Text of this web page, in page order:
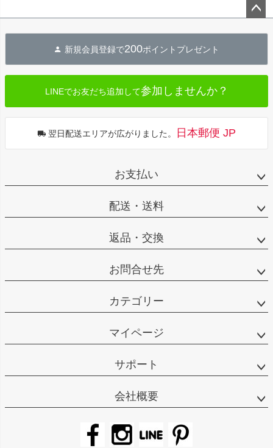
へ
新規会員登録で200ポイントプレゼント
LINEでお友だち追加して参加しませんか？
翌日配送エリアが広がりました。 日本郵便 JP
お支払い
配送・送料
返品・交換
お問合せ先
カテゴリー
マイページ
サポート
会社概要